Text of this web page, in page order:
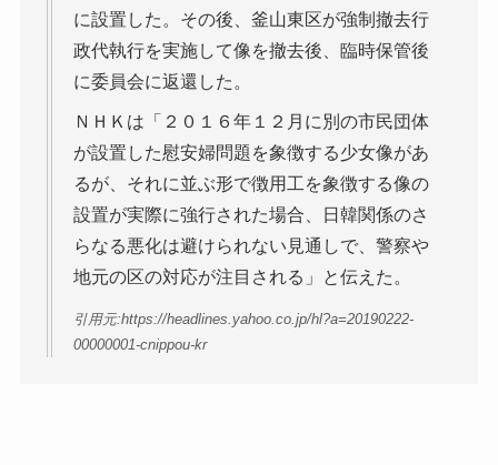
に設置した。その後、釜山東区が強制撤去行
政代執行を実施して像を撤去後、臨時保管後
に委員会に返還した。
ＮＨＫは「２０１６年１２月に別の市民団体
が設置した慰安婦問題を象徴する少女像があ
るが、それに並ぶ形で徴用工を象徴する像の
設置が実際に強行された場合、日韓関係のさ
らなる悪化は避けられない見通しで、警察や
地元の区の対応が注目される」と伝えた。
引用元:https://headlines.yahoo.co.jp/hl?a=20190222-
00000001-cnippou-kr